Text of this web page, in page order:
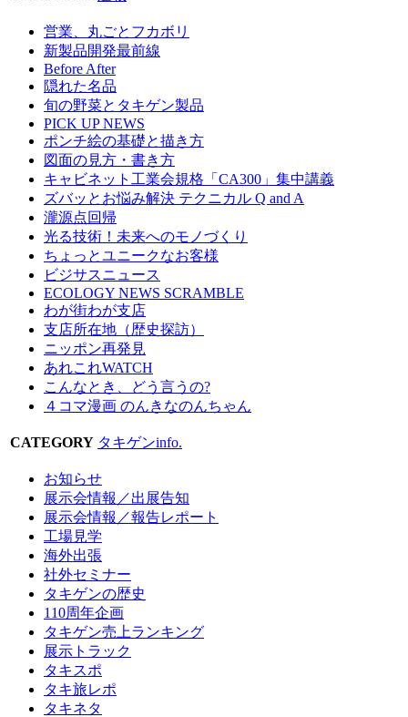
営業、丸ごとフカボリ
新製品開発最前線
Before After
隠れた名品
旬の野菜とタキゲン製品
PICK UP NEWS
ポンチ絵の基礎と描き方
図面の見方・書き方
キャビネット工業会規格「CA300」集中講義
ズバッとお悩み解決 テクニカル Q and A
瀧源点回帰
光る技術！未来へのモノづくり
ちょっとユニークなお客様
ビジサスニュース
ECOLOGY NEWS SCRAMBLE
わが街わが支店
支店所在地（歴史探訪）
ニッポン再発見
あれこれWATCH
こんなとき、どう言うの?
４コマ漫画 のんきなのんちゃん
CATEGORY タキゲンinfo.
お知らせ
展示会情報／出展告知
展示会情報／報告レポート
工場見学
海外出張
社外セミナー
タキゲンの歴史
110周年企画
タキゲン売上ランキング
展示トラック
タキスポ
タキ旅レポ
タキネタ